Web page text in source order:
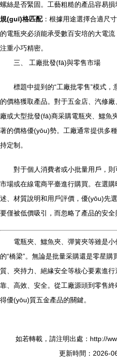
螺絲是否緊固。工藝粗糙的產品容易損
規(guī)格匹配：根據用途選擇合適尺
的電瓶夾必須能承受數百安培的大電
注重小巧精密。
三、 工廠批發(fā)與零售市場
標題中提到的“工廠批零售”模式
的價格獲取產品。對于五金店、汽修
廠或大型批發(fā)商采購電瓶夾、鱷魚
著的價格優(yōu)勢。工廠通常提供多
持定制。
對于個人消費者或小批量用戶，
市場或在線電商平臺進行購買。在選
述、材質說明和用戶評價，優(yōu)先
要僅被低價吸引，而忽略了產品的安全
電瓶夾、鱷魚夾、彈簧夾等雖是
的“橋梁”。無論是批量采購還是零星
質、夾持力、絕緣安全等核心要素進
靠、高效、安全。從工廠源頭到零售
得優(yōu)質五金產品的關鍵。
如若轉載，請注明出處：http://
更新時間：2026-